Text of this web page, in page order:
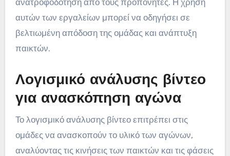
ανατροφοδότηση από τους προπονητές. Η χρήση
αυτών των εργαλείων μπορεί να οδηγήσει σε
βελτιωμένη απόδοση της ομάδας και ανάπτυξη
παικτών.
Λογισμικό ανάλυσης βίντεο
για ανασκόπηση αγώνα
Το λογισμικό ανάλυσης βίντεο επιτρέπει στις
ομάδες να ανασκοπούν το υλικό των αγώνων,
αναλύοντας τις κινήσεις των παικτών και τις φάσεις